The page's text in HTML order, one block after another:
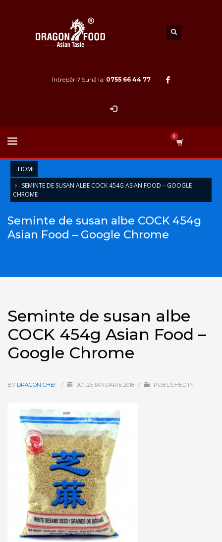
Întrebări? Sună la: 0755 66 44 77
HOME
SEMINTE DE SUSAN ALBE COCK 454G ASIAN FOOD – GOOGLE
CHROME
Seminte de susan albe COCK 454g
Asian Food – Google Chrome
Seminte de susan albe
COCK 454g Asian Food –
Google Chrome
BY DRAGON CHEF / JOI, 25 IANUARIE 2018 / PUBLISHED IN